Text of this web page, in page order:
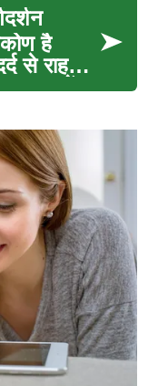
है
से राहत
में